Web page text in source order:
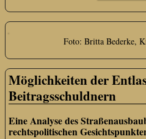
Foto: Britta Bederke,
Möglichkeiten der
Beitragsschuldnern
Eine Analyse des
rechtspolitischen